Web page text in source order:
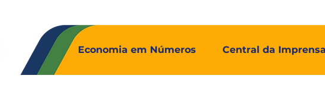
Central da Imprensa
Economia em Números